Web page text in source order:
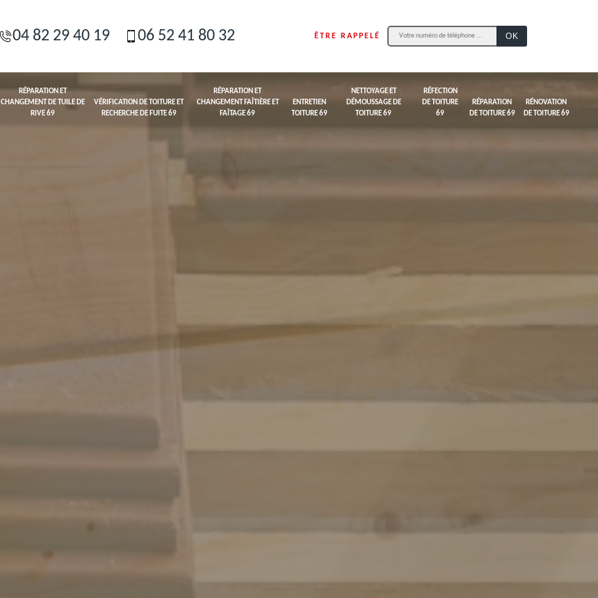
04 82 29 40 19 06 52 41 80 32 ÊTRE RAPPELÉ
RÉPARATION ET
CHANGEMENT DE TUILE DE
RIVE 69
VÉRIFICATION DE TOITURE ET
RECHERCHE DE FUITE 69
RÉPARATION ET
CHANGEMENT FAÎTIÈRE ET
FAÎTAGE 69
ENTRETIEN
TOITURE 69
NETTOYAGE ET
DÉMOUSSAGE DE
TOITURE 69
RÉFECTION
DE TOITURE
69
RÉPARATION
DE TOITURE 69
RÉNOVATION
DE TOITURE 69